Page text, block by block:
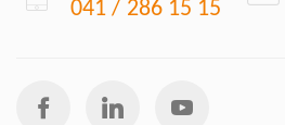
041 / 286 15 15